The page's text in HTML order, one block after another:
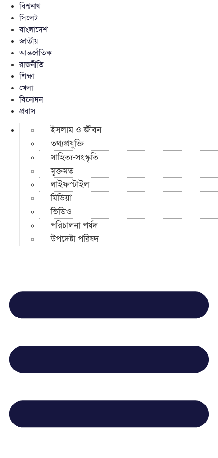
বিশ্বনাথ
সিলেট
বাংলাদেশ
জাতীয়
আন্তর্জাতিক
রাজনীতি
শিক্ষা
খেলা
বিনোদন
প্রবাস
ইসলাম ও জীবন
তথ্যপ্রযুক্তি
সাহিত্য-সংস্কৃতি
মুক্তমত
লাইফস্টাইল
মিডিয়া
ভিডিও
পরিচালনা পর্ষদ
উপদেষ্টা পরিষদ